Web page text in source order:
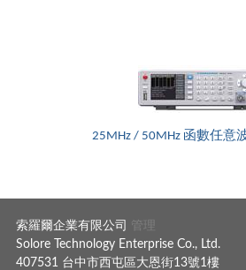
25MHz / 50MHz 函數任意
索羅爾企業有限公司
管理
Solore Technology Enterprise Co., Ltd.
407531 台中市西屯區大恩街13號1樓